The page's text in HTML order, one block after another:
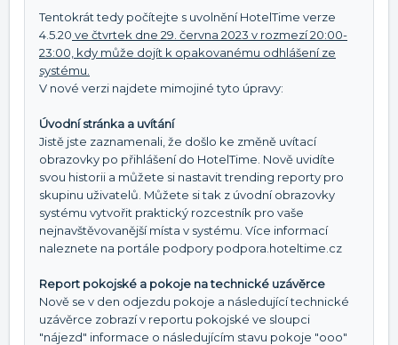
Tentokrát tedy počítejte s uvolnění HotelTime verze
4.5.20 ve čtvrtek dne 29. června 2023 v rozmezí 20:00-
23:00, kdy může dojít k opakovanému odhlášení ze
systému.
V nové verzi najdete mimojiné tyto úpravy:
Úvodní stránka a uvítání
Jistě jste zaznamenali, že došlo ke změně uvítací
obrazovky po přihlášení do HotelTime. Nově uvidíte
svou historii a můžete si nastavit trending reporty pro
skupinu uživatelů. Můžete si tak z úvodní obrazovky
systému vytvořit praktický rozcestník pro vaše
nejnavštěvovanější místa v systému. Více informací
naleznete na portále podpory podpora.hoteltime.cz
Report pokojské a pokoje na technické uzávěrce
Nově se v den odjezdu pokoje a následující technické
uzávěrce zobrazí v reportu pokojské ve sloupci
"nájezd" informace o následujícím stavu pokoje "ooo"